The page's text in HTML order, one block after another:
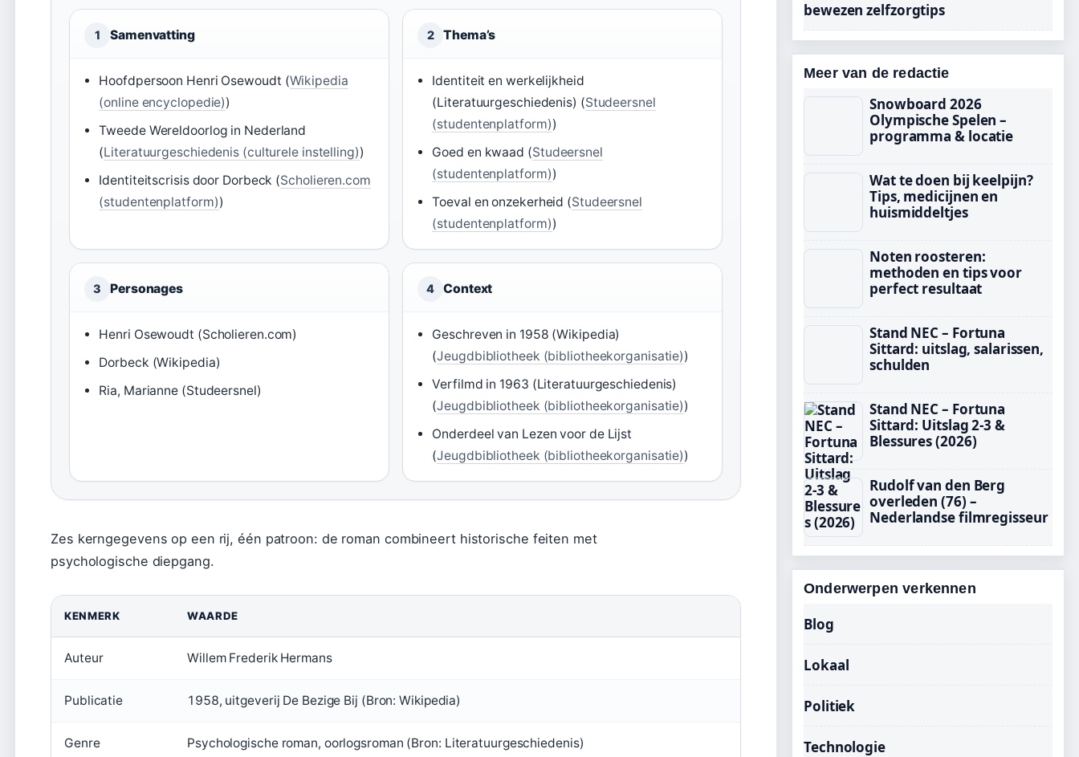
1 Samenvatting
Hoofdpersoon Henri Osewoudt (Wikipedia
(online encyclopedie))
Tweede Wereldoorlog in Nederland
(Literatuurgeschiedenis (culturele instelling))
Identiteitscrisis door Dorbeck (Scholieren.com
(studentenplatform))
2 Thema’s
Identiteit en werkelijkheid
(Literatuurgeschiedenis) (Studeersnel
(studentenplatform))
Goed en kwaad (Studeersnel
(studentenplatform))
Toeval en onzekerheid (Studeersnel
(studentenplatform))
3 Personages
Henri Osewoudt (Scholieren.com)
Dorbeck (Wikipedia)
Ria, Marianne (Studeersnel)
4 Context
Geschreven in 1958 (Wikipedia)
(Jeugdbibliotheek (bibliotheekorganisatie))
Verfilmd in 1963 (Literatuurgeschiedenis)
(Jeugdbibliotheek (bibliotheekorganisatie))
Onderdeel van Lezen voor de Lijst
(Jeugdbibliotheek (bibliotheekorganisatie))
Zes kerngegevens op een rij, één patroon: de roman combineert historische feiten met
psychologische diepgang.
KENMERK WAARDE
Auteur Willem Frederik Hermans
Publicatie 1958, uitgeverij De Bezige Bij (Bron: Wikipedia)
Genre Psychologische roman, oorlogsroman (Bron: Literatuurgeschiedenis)
bewezen zelfzorgtips
Meer van de redactie
Snowboard 2026
Olympische Spelen –
programma & locatie
Wat te doen bij keelpijn?
Tips, medicijnen en
huismiddeltjes
Noten roosteren:
methoden en tips voor
perfect resultaat
Stand NEC – Fortuna
Sittard: uitslag, salarissen,
schulden
Stand NEC – Fortuna
Sittard: Uitslag 2-3 &
Blessures (2026)
Rudolf van den Berg
overleden (76) –
Nederlandse filmregisseur
Onderwerpen verkennen
Blog
Lokaal
Politiek
Technologie